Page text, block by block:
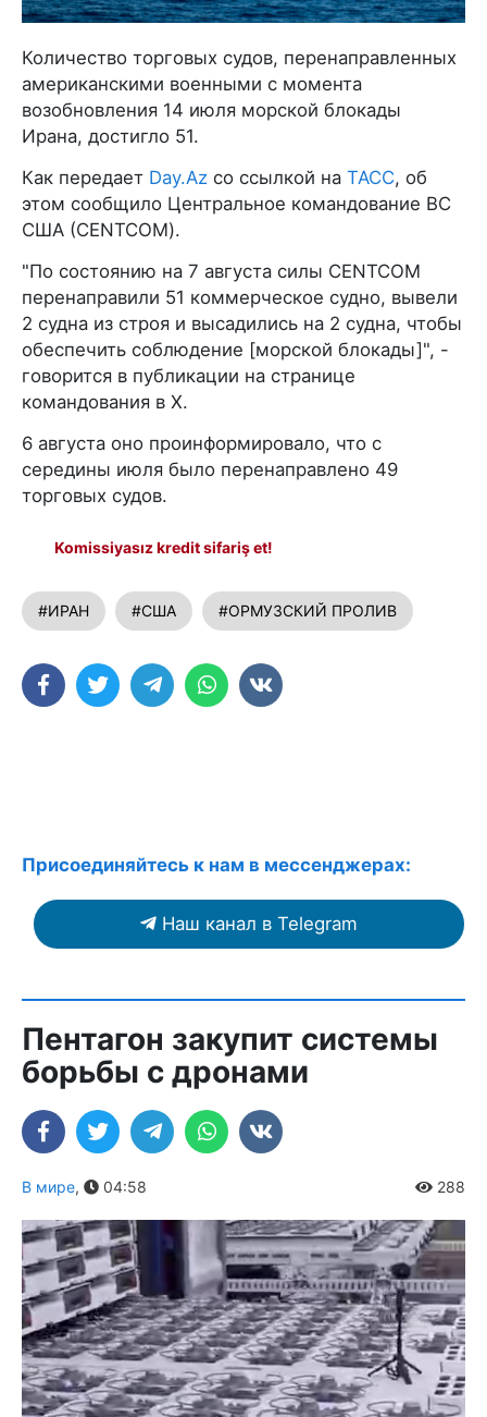
Количество торговых судов, перенаправленных
американскими военными с момента
возобновления 14 июля морской блокады
Ирана, достигло 51.
Как передает Day.Az со ссылкой на ТАСС, об
этом сообщило Центральное командование ВС
США (CENTCOM).
"По состоянию на 7 августа силы CENTCOM
перенаправили 51 коммерческое судно, вывели
2 судна из строя и высадились на 2 судна, чтобы
обеспечить соблюдение [морской блокады]", -
говорится в публикации на странице
командования в X.
6 августа оно проинформировало, что с
середины июля было перенаправлено 49
торговых судов.
Komissiyasız kredit sifariş et!
#ИРАН #США #ОРМУЗСКИЙ ПРОЛИВ
Присоединяйтесь к нам в мессенджерах:
Наш канал в Telegram
Пентагон закупит системы
борьбы с дронами
В мире, 04:58 288